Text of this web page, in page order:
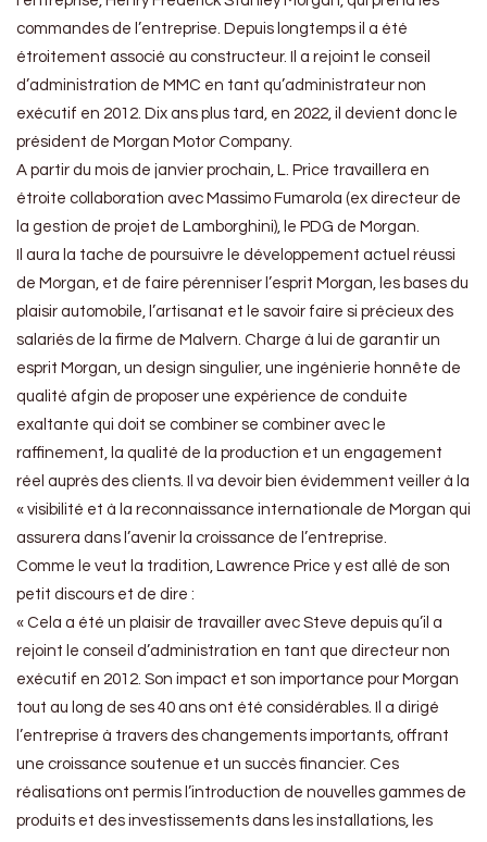
commandes de l’entreprise. Depuis longtemps il a été
étroitement associé au constructeur. Il a rejoint le conseil
d’administration de MMC en tant qu’administrateur non
exécutif en 2012. Dix ans plus tard, en 2022, il devient donc le
président de Morgan Motor Company.
A partir du mois de janvier prochain, L. Price travaillera en
étroite collaboration avec Massimo Fumarola (ex directeur de
la gestion de projet de Lamborghini), le PDG de Morgan.
Il aura la tache de poursuivre le développement actuel réussi
de Morgan, et de faire pérenniser l’esprit Morgan, les bases du
plaisir automobile, l’artisanat et le savoir faire si précieux des
salariés de la firme de Malvern. Charge à lui de garantir un
esprit Morgan, un design singulier, une ingénierie honnête de
qualité afgin de proposer une expérience de conduite
exaltante qui doit se combiner se combiner avec le
raffinement, la qualité de la production et un engagement
réel auprès des clients. Il va devoir bien évidemment veiller à la
« visibilité et à la reconnaissance internationale de Morgan qui
assurera dans l’avenir la croissance de l’entreprise.
Comme le veut la tradition, Lawrence Price y est allé de son
petit discours et de dire :
« Cela a été un plaisir de travailler avec Steve depuis qu’il a
rejoint le conseil d’administration en tant que directeur non
exécutif en 2012. Son impact et son importance pour Morgan
tout au long de ses 40 ans ont été considérables. Il a dirigé
l’entreprise à travers des changements importants, offrant
une croissance soutenue et un succès financier. Ces
réalisations ont permis l’introduction de nouvelles gammes de
produits et des investissements dans les installations, les